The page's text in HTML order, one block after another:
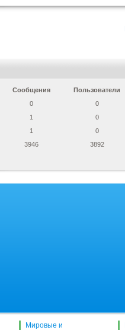
Сообщения
Пользователи
0
0
1
0
1
0
3946
3892
Мировые и